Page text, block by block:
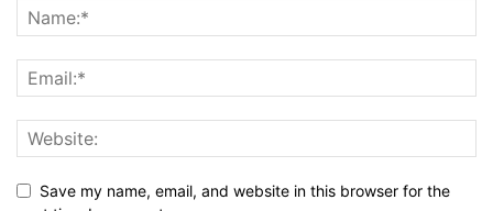
Save my name, email, and website in this browser for the